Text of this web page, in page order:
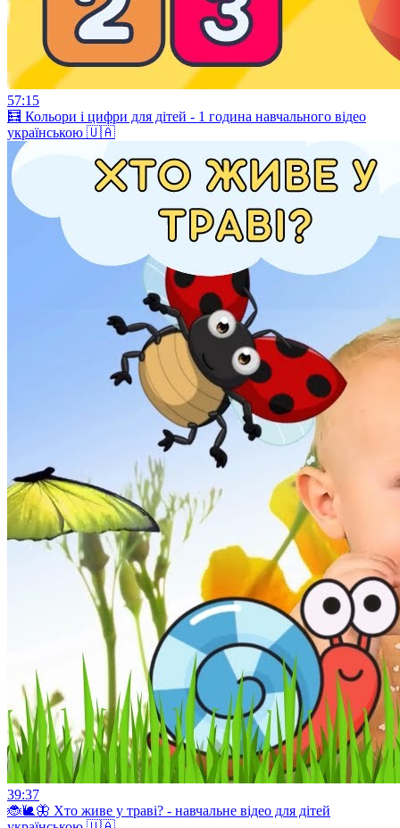
57:15
🧮 Кольори і цифри для дітей - 1 година навчального відео
українською 🇺🇦
39:37
🐞🐌🦋 Хто живе у траві? - навчальне відео для дітей